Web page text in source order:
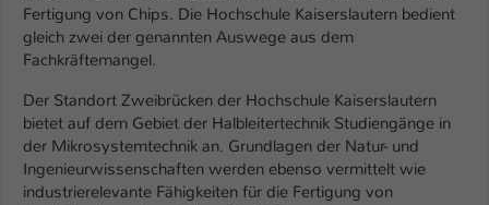
Fertigung von Chips. Die Hochschule Kaiserslautern bedient
gleich zwei der genannten Auswege aus dem
Fachkräftemangel.
Der Standort Zweibrücken der Hochschule Kaiserslautern
bietet auf dem Gebiet der Halbleitertechnik Studiengänge in
der Mikrosystemtechnik an. Grundlagen der Natur- und
Ingenieurwissenschaften werden ebenso vermittelt wie
industrierelevante Fähigkeiten für die Fertigung von
Zweck
Cookie von TYPO3. Es speichert im Fall
eines Intranet-Logins die Session-ID. So
wiedererkannt werden und es wird ihm
Zugang zu geschützten Bereichen
gewährt.